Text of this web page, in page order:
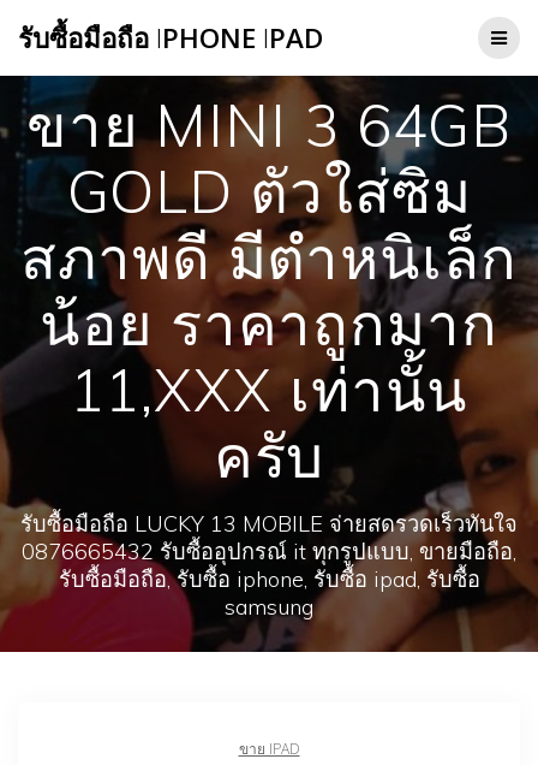
to
รับซื้อมือถือ IPHONE IPAD
ขาย MINI 3 64GB
GOLD ตัวใส่ซิม
สภาพดี มีตำหนิเล็ก
น้อย ราคาถูกมาก
11,XXX เท่านั้น
ครับ
รับซื้อมือถือ LUCKY 13 MOBILE จ่ายสดรวดเร็วทันใจ
0876665432 รับซื้ออุปกรณ์ it ทุกรูปแบบ, ขายมือถือ,
รับซื้อมือถือ, รับซื้อ iphone, รับซื้อ ipad, รับซื้อ
samsung
ขาย IPAD